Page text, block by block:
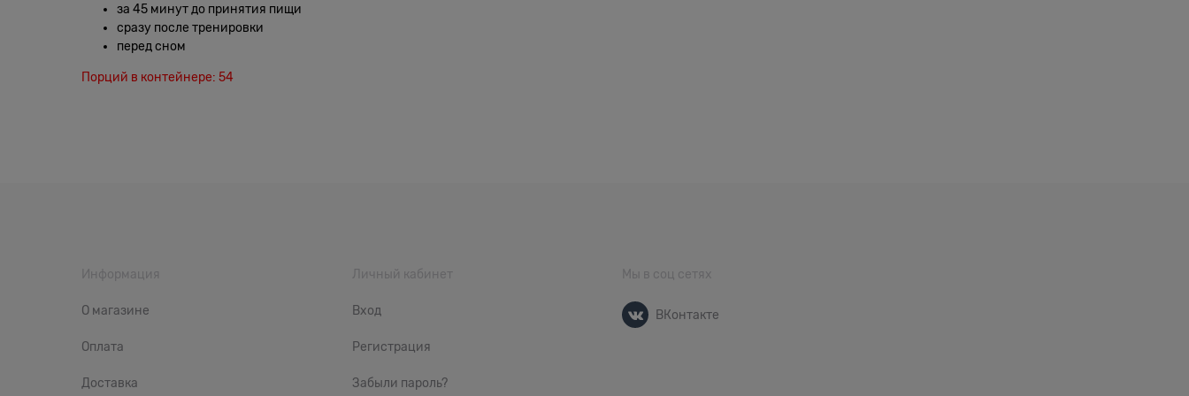
за 45 минут до принятия пищи
сразу после тренировки
перед сном
Порций в контейнере: 54
Информация
О магазине
Оплата
Доставка
Личный кабинет
Вход
Регистрация
Забыли пароль?
Мы в соц сетях
ВКонтакте